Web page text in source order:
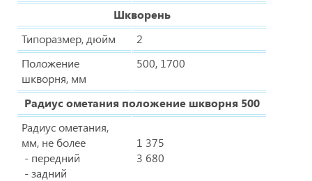
Шкворень
Типоразмер, дюйм
2
Положение
шкворня, мм
500, 1700
Радиус ометания положение шкворня 500
Радиус ометания,
мм, не более
- передний
- задний
1 375
3 680